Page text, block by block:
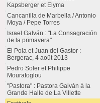
Kapsberger et Elyma
Cancanilla de Marbella / Antonio
Moya / Pepe Torres
Israel Galván : "La Consagración
de la primavera"
El Pola et Juan del Gastor :
Bergerac, 4 août 2013
Pedro Soler et Philippe
Mouratoglou
"Pastora" : Pastora Galván à la
Grande Halle de La Villette